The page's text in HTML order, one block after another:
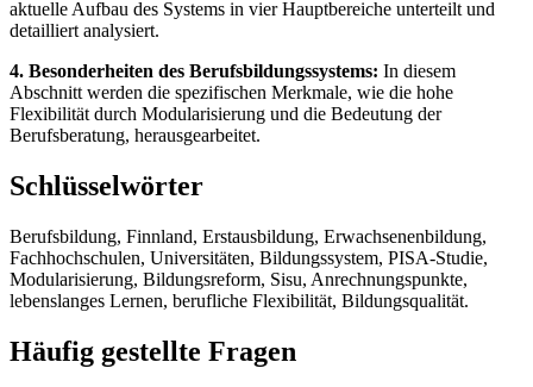
aktuelle Aufbau des Systems in vier Hauptbereiche unterteilt und
detailliert analysiert.
4. Besonderheiten des Berufsbildungssystems: In diesem
Abschnitt werden die spezifischen Merkmale, wie die hohe
Flexibilität durch Modularisierung und die Bedeutung der
Berufsberatung, herausgearbeitet.
Schlüsselwörter
Berufsbildung, Finnland, Erstausbildung, Erwachsenenbildung,
Fachhochschulen, Universitäten, Bildungssystem, PISA-Studie,
Modularisierung, Bildungsreform, Sisu, Anrechnungspunkte,
lebenslanges Lernen, berufliche Flexibilität, Bildungsqualität.
Häufig gestellte Fragen